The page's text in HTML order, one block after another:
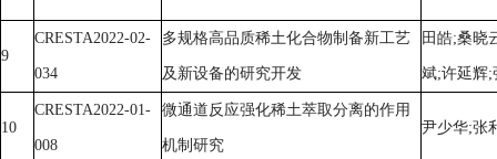
9
CRESTA2022-02-
034
多规格高品质稀土化合物制备新工艺
及新设备的研究开发
田皓;桑晓
斌;许延辉;
10
CRESTA2022-01-
008
微通道反应强化稀土萃取分离的作用
机制研究
尹少华;张